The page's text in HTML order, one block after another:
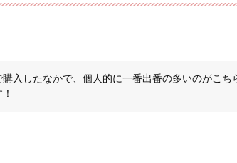
入したなかで、個人的に一番出番の多いのがこち